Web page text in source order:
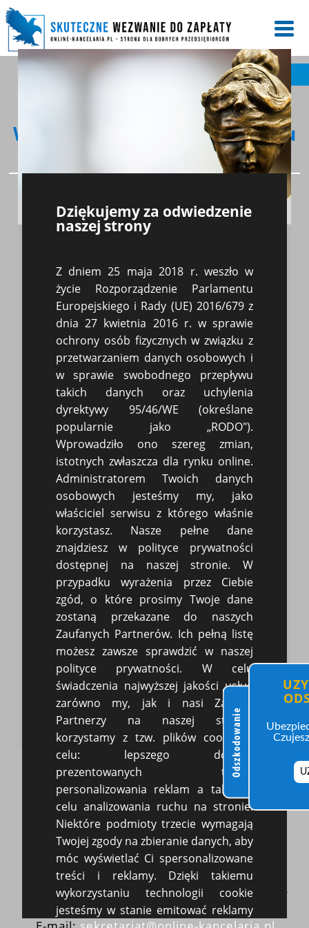
Dziękujemy za odwiedzenie
naszej strony
Z dniem 25 maja 2018 r. weszło w
życie Rozporządzenie Parlamentu
Europejskiego i Rady (UE) 2016/679 z
dnia 27 kwietnia 2016 r. w sprawie
ochrony osób fizycznych w związku z
przetwarzaniem danych osobowych i
w sprawie swobodnego przepływu
takich danych oraz uchylenia
dyrektywy 95/46/WE (określane
popularnie jako „RODO").
Wprowadziło ono szereg zmian,
istotnych zwłaszcza dla rynku online.
Administratorem Twoich danych
osobowych jesteśmy my, jako
właściciel serwisu z którego właśnie
korzystasz. Nasze pełne dane
znajdziesz w polityce prywatności
dostępnej na naszej stronie. W
przypadku wyrażenia przez Ciebie
zgód, o które prosimy Twoje dane
zostaną przekazane do naszych
Zaufanych Partnerów. Ich pełną listę
możesz zawsze sprawdzić w naszej
polityce prywatności. W celu
świadczenia najwyższej jakości usług
zarówno my, jak i nasi Zaufani
Partnerzy na naszej stronie
korzystamy z tzw. plików cookie w
celu: lepszego doboru
prezentowanych treści,
personalizowania reklam a także w
celu analizowania ruchu na stronie.
Niektóre podmioty trzecie wymagają
Twojej zgody na zbieranie danych, aby
móc wyświetlać Ci spersonalizowane
treści i reklamy. Dzięki takiemu
wykorzystaniu technologii cookie
jesteśmy w stanie emitować reklamy
UZYSKAJ NASZĄ POMOC
Wezwanie do zapłaty czynszu
podstawa prawna
Opublikowano: 2019-05-15
trzeba wezwać stronę umowy najmu
do zapłaty. Zgodnie z umową najmu
strony określają wysokość czynszu i
termin jego zapłaty. Jeśli termin ten
bezskutecznie upływa, a na rachunku bankowym nie została
odnotowana płatność. Stosowanie do sytuacji należałoby by
wezwać najemcę do zapłaty przez e-mail lub przez SMS'a. Jeśli
jednak płatność nie nastąpi albo będzie całkowity braku odzewu
ze strony najemcy, trzeba wystosować wezwanie do zapłaty.
Wezwanie takie powinno być sporządzone na piśmie i nadane
pocztą, aby nie było wątpliwości, co do skutecznego doręczenia.
Jeśli pomimo upływu dodatkowego terminu, nadal nie
odnotowujemy płatności pozostanie skierowanie sprawy do
Sądu. Jeśli chcecie Państwo poznać więcej szczegółów i koszt
założenia takiej sprawy zachęcamy do kontaktu telefonicznego z
Kancelarią.
Art. 669 k.c. Termin płatności czynszu
1. Najemca obowiązany jest uiszczać czynsz w
terminie umówionym.
2. Jeżeli termin płatności czynszu nie jest w
umowie określony, czynsz powinien być płacony z
góry, a mianowicie: gdy najem ma trwać nie dłużej
niż miesiąc - za cały czas najmu, a gdy najem ma
trwać dłużej niż miesiąc albo gdy umowa była
zawarta na czas nie oznaczony - miesięcznie, do
dziesiątego dnia miesiąca.
Wróć do bloga
Online Kancelaria
ul.Gagarina 48/9, 54-620 Wrocław
NIP:8322017588
TEL.696 612 710
Odszkodowanie